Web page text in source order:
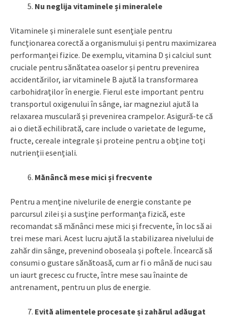
Nu neglija vitaminele și mineralele
Vitaminele și mineralele sunt esențiale pentru
funcționarea corectă a organismului și pentru maximizarea
performanței fizice. De exemplu, vitamina D și calciul sunt
cruciale pentru sănătatea oaselor și pentru prevenirea
accidentărilor, iar vitaminele B ajută la transformarea
carbohidraților în energie. Fierul este important pentru
transportul oxigenului în sânge, iar magneziul ajută la
relaxarea musculară și prevenirea crampelor. Asigură-te că
ai o dietă echilibrată, care include o varietate de legume,
fructe, cereale integrale și proteine pentru a obține toți
nutrienții esențiali.
Mănâncă mese mici și frecvente
Pentru a menține nivelurile de energie constante pe
parcursul zilei și a susține performanța fizică, este
recomandat să mănânci mese mici și frecvente, în loc să ai
trei mese mari. Acest lucru ajută la stabilizarea nivelului de
zahăr din sânge, prevenind oboseala și poftele. Încearcă să
consumi o gustare sănătoasă, cum ar fi o mână de nuci sau
un iaurt grecesc cu fructe, între mese sau înainte de
antrenament, pentru un plus de energie.
Evită alimentele procesate și zahărul adăugat